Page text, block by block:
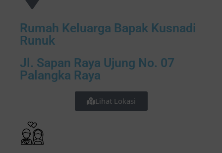
Rumah Keluarga Bapak Kusnadi
Runuk
Jl. Sapan Raya Ujung No. 07
Palangka Raya
Lihat Lokasi